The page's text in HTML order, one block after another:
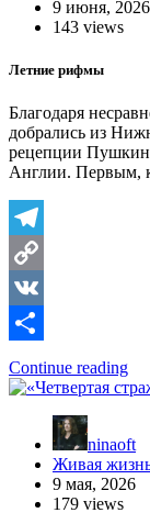
9 июня, 2026
143 views
Летние рифмы
Благодаря
добрались из
рецепции
Англии. Первым,
Telegram
Copy
Link
VK
Отправить
Continue reading
ninaoft
Живая
9 мая, 2026
179 views